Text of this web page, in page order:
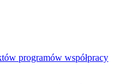
programów współpracy